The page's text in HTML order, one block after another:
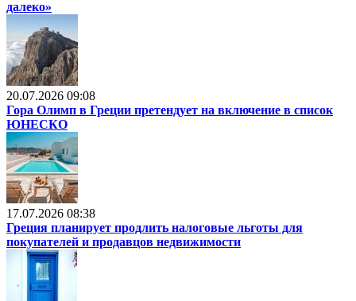
далеко»
20.07.2026 09:08
Гора Олимп в Греции претендует на включение в список
ЮНЕСКО
17.07.2026 08:38
Греция планирует продлить налоговые льготы для
покупателей и продавцов недвижимости